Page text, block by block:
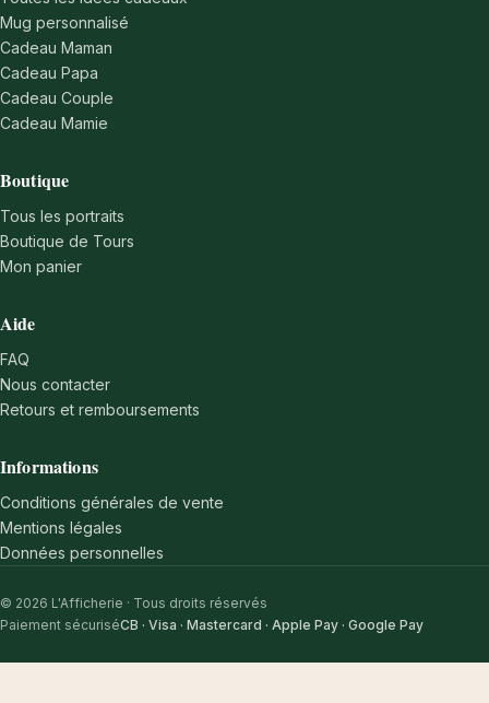
Mug personnalisé
Cadeau Maman
Cadeau Papa
Cadeau Couple
Cadeau Mamie
Boutique
Tous les portraits
Boutique de Tours
Mon panier
Aide
FAQ
Nous contacter
Retours et remboursements
Informations
Conditions générales de vente
Mentions légales
Données personnelles
© 2026 L'Afficherie · Tous droits réservés
Paiement sécuriséCB · Visa · Mastercard · Apple Pay · Google Pay